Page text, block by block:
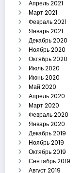
Апрель 2021
Март 2021
Февраль 2021
Январь 2021
Декабрь 2020
Ноябрь 2020
Октябрь 2020
Июль 2020
Июнь 2020
Май 2020
Апрель 2020
Март 2020
Февраль 2020
Январь 2020
Декабрь 2019
Ноябрь 2019
Октябрь 2019
Сентябрь 2019
Август 2019